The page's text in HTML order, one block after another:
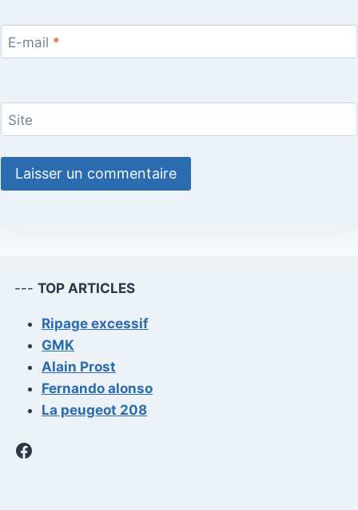
E-mail *
Site
--- TOP ARTICLES
Ripage excessif
GMK
Alain Prost
Fernando alonso
La peugeot 208
Facebook